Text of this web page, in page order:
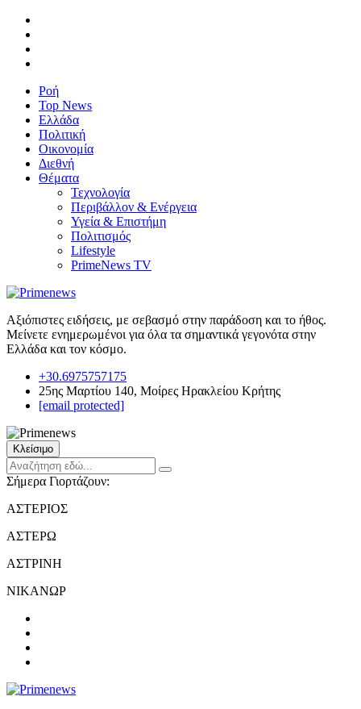
Ροή
Top News
Ελλάδα
Πολιτική
Οικονομία
Διεθνή
Θέματα
Τεχνολογία
Περιβάλλον & Ενέργεια
Υγεία & Επιστήμη
Πολιτισμός
Lifestyle
PrimeNews TV
Αξιόπιστες ειδήσεις, με σεβασμό στην παράδοση και το ήθος.
Μείνετε ενημερωμένοι για όλα τα σημαντικά γεγονότα στην
Ελλάδα και τον κόσμο.
+30.6975757175
25ης Μαρτίου 140, Μοίρες Ηρακλείου Κρήτης
[email protected]
Κλείσιμο
Σήμερα Γιορτάζουν:
ΑΣΤΕΡΙΟΣ
ΑΣΤΕΡΩ
ΑΣΤΡΙΝΗ
ΝΙΚΑΝΩΡ